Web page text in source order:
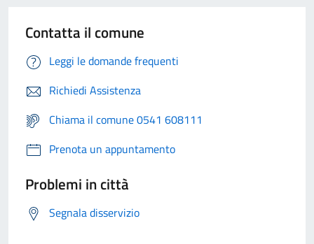
Contatta il comune
Leggi le domande frequenti
Richiedi Assistenza
Chiama il comune 0541 608111
Prenota un appuntamento
Problemi in città
Segnala disservizio